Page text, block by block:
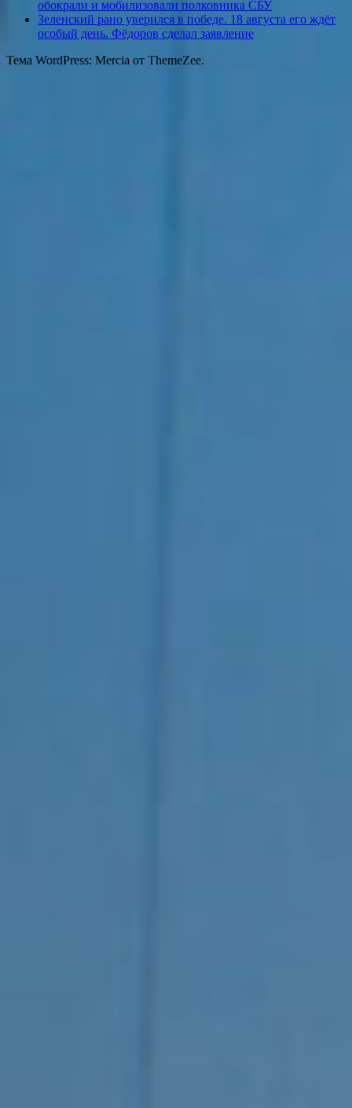
обокрали и мобилизовали полковника СБУ
Зеленский рано уверился в победе. 18 августа его ждёт
особый день. Фёдоров сделал заявление
Тема WordPress: Mercia от ThemeZee.